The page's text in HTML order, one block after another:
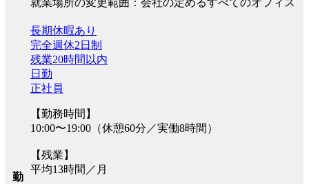
就業場所の変更範囲：会社の定めるすべてのオフィス
勤
長期休暇あり
完全週休2日制
残業20時間以内
日勤
正社員
【勤務時間】
10:00〜19:00（休憩60分／実働8時間）
【残業】
平均13時間／月